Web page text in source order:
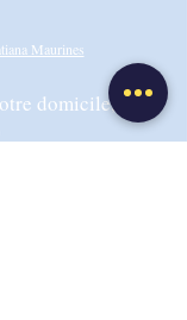
Maurines
domicile, au